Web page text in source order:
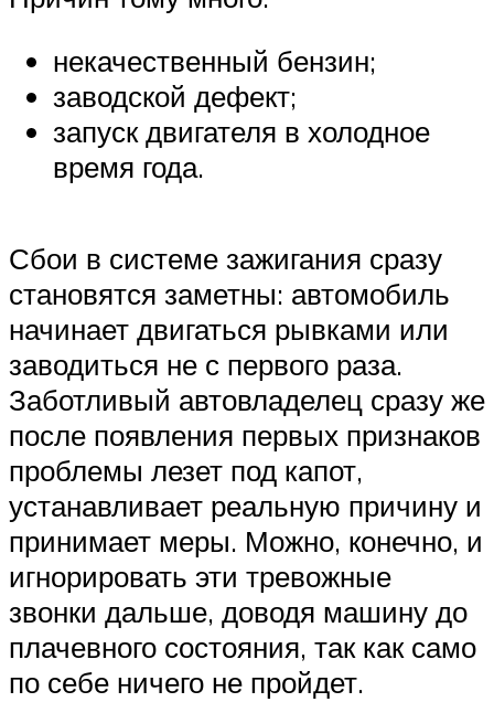
Меню
некачественный бензин;
заводской дефект;
запуск двигателя в холодное
время года.
Сбои в системе зажигания сразу
становятся заметны: автомобиль
начинает двигаться рывками или
заводиться не с первого раза.
Заботливый автовладелец сразу же
после появления первых признаков
проблемы лезет под капот,
устанавливает реальную причину и
принимает меры. Можно, конечно, и
игнорировать эти тревожные
звонки дальше, доводя машину до
плачевного состояния, так как само
по себе ничего не пройдет.